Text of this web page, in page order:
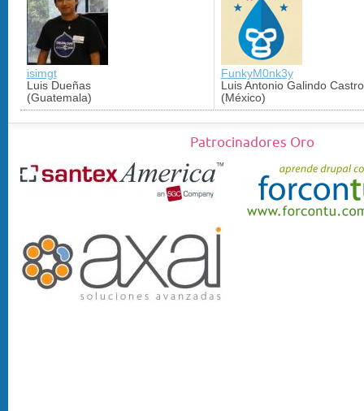
isimgt
Luis Dueñas
(Guatemala)
FunkyM0nk3y
Luis Antonio Galindo Castro
(México)
Patrocinadores Oro